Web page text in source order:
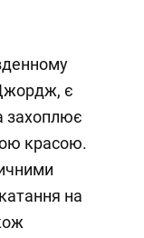
є
захоплює
красою.
на